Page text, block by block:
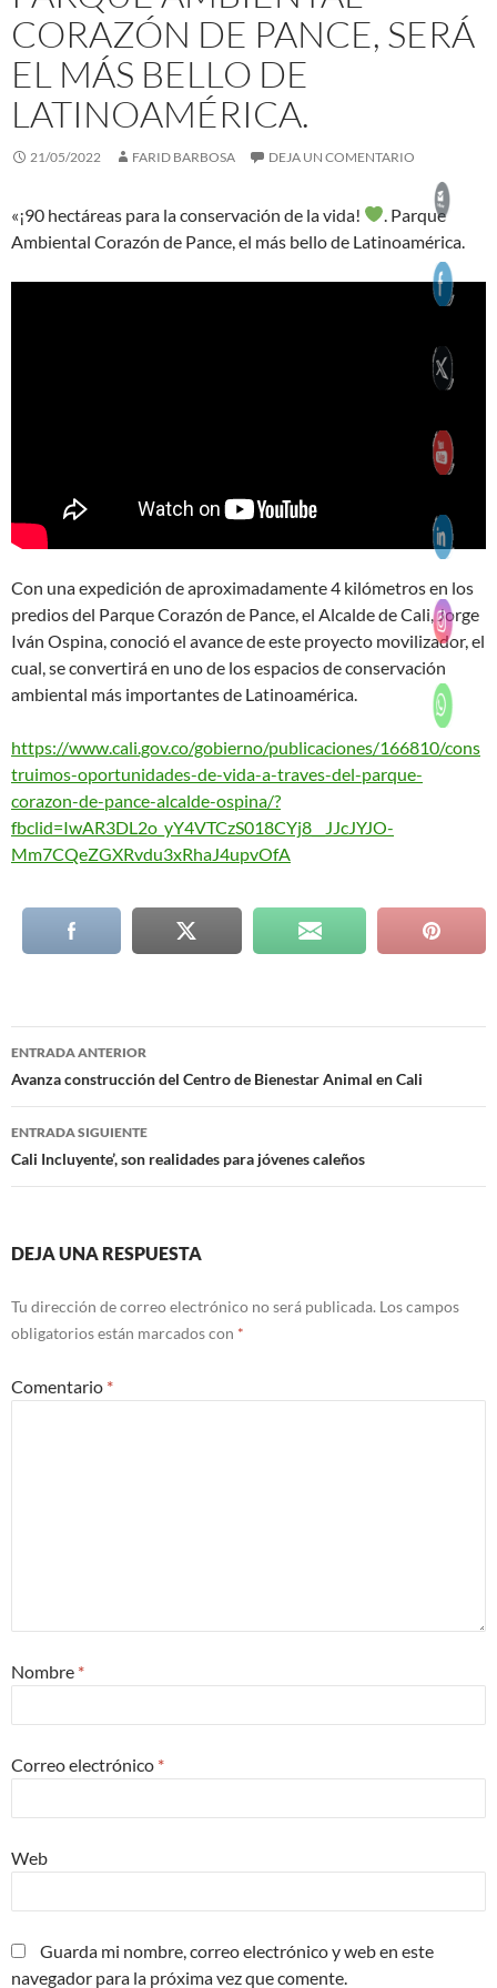
CORAZÓN DE PANCE, SERÁ
EL MÁS BELLO DE
LATINOAMÉRICA.
21/05/2022 FARID BARBOSA DEJA UN COMENTARIO
«¡90 hectáreas para la conservación de la vida!
. Parque
Ambiental Corazón de Pance, el más bello de Latinoamérica.
Con una expedición de aproximadamente 4 kilómetros en los
predios del Parque Corazón de Pance, el Alcalde de Cali, Jorge
Iván Ospina, conoció el avance de este proyecto movilizador, el
cual, se convertirá en uno de los espacios de conservación
ambiental más importantes de Latinoamérica.
https://www.cali.gov.co/gobierno/publicaciones/166810/cons
truimos-oportunidades-de-vida-a-traves-del-parque-
corazon-de-pance-alcalde-ospina/?
fbclid=IwAR3DL2o_yY4VTCzS018CYj8__JJcJYJO-
Mm7CQeZGXRvdu3xRhaJ4upvOfA
Navegación
de
entradas
ENTRADA ANTERIOR
Avanza construcción del Centro de Bienestar Animal en Cali
ENTRADA SIGUIENTE
Cali Incluyente’, son realidades para jóvenes caleños
DEJA UNA RESPUESTA
Tu dirección de correo electrónico no será publicada. Los campos
obligatorios están marcados con *
Comentario *
Nombre *
Correo electrónico *
Web
Guarda mi nombre, correo electrónico y web en este
navegador para la próxima vez que comente.